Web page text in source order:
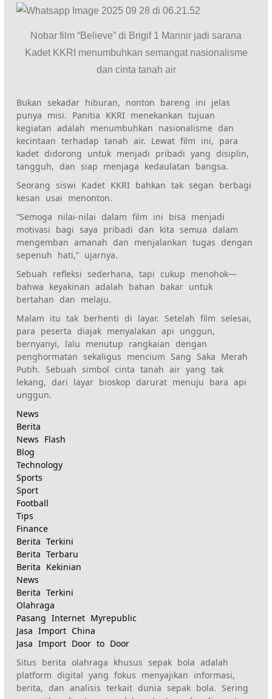
Nobar film “Believe” di Brigif 1 Marinir jadi sarana
Kadet KKRI menumbuhkan semangat nasionalisme
dan cinta tanah air
Bukan sekadar hiburan, nonton bareng ini jelas
punya misi. Panitia KKRI menekankan tujuan
kegiatan adalah menumbuhkan nasionalisme dan
kecintaan terhadap tanah air. Lewat film ini, para
kadet didorong untuk menjadi pribadi yang disiplin,
tangguh, dan siap menjaga kedaulatan bangsa.
Seorang siswi Kadet KKRI bahkan tak segan berbagi
kesan usai menonton.
“Semoga nilai-nilai dalam film ini bisa menjadi
motivasi bagi saya pribadi dan kita semua dalam
mengemban amanah dan menjalankan tugas dengan
sepenuh hati,” ujarnya.
Sebuah refleksi sederhana, tapi cukup menohok—
bahwa keyakinan adalah bahan bakar untuk
bertahan dan melaju.
Malam itu tak berhenti di layar. Setelah film selesai,
para peserta diajak menyalakan api unggun,
bernyanyi, lalu menutup rangkaian dengan
penghormatan sekaligus mencium Sang Saka Merah
Putih. Sebuah simbol cinta tanah air yang tak
lekang, dari layar bioskop darurat menuju bara api
unggun.
News
Berita
News Flash
Blog
Technology
Sports
Sport
Football
Tips
Finance
Berita Terkini
Berita Terbaru
Berita Kekinian
News
Berita Terkini
Olahraga
Pasang Internet Myrepublic
Jasa Import China
Jasa Import Door to Door
Situs berita olahraga khusus sepak bola adalah
platform digital yang fokus menyajikan informasi,
berita, dan analisis terkait dunia sepak bola. Sering